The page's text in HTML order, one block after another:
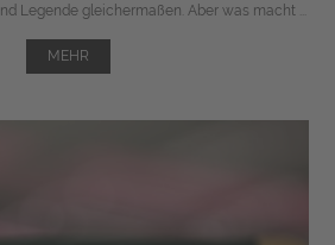
Legende gleichermaßen. Aber was macht ...
MEHR